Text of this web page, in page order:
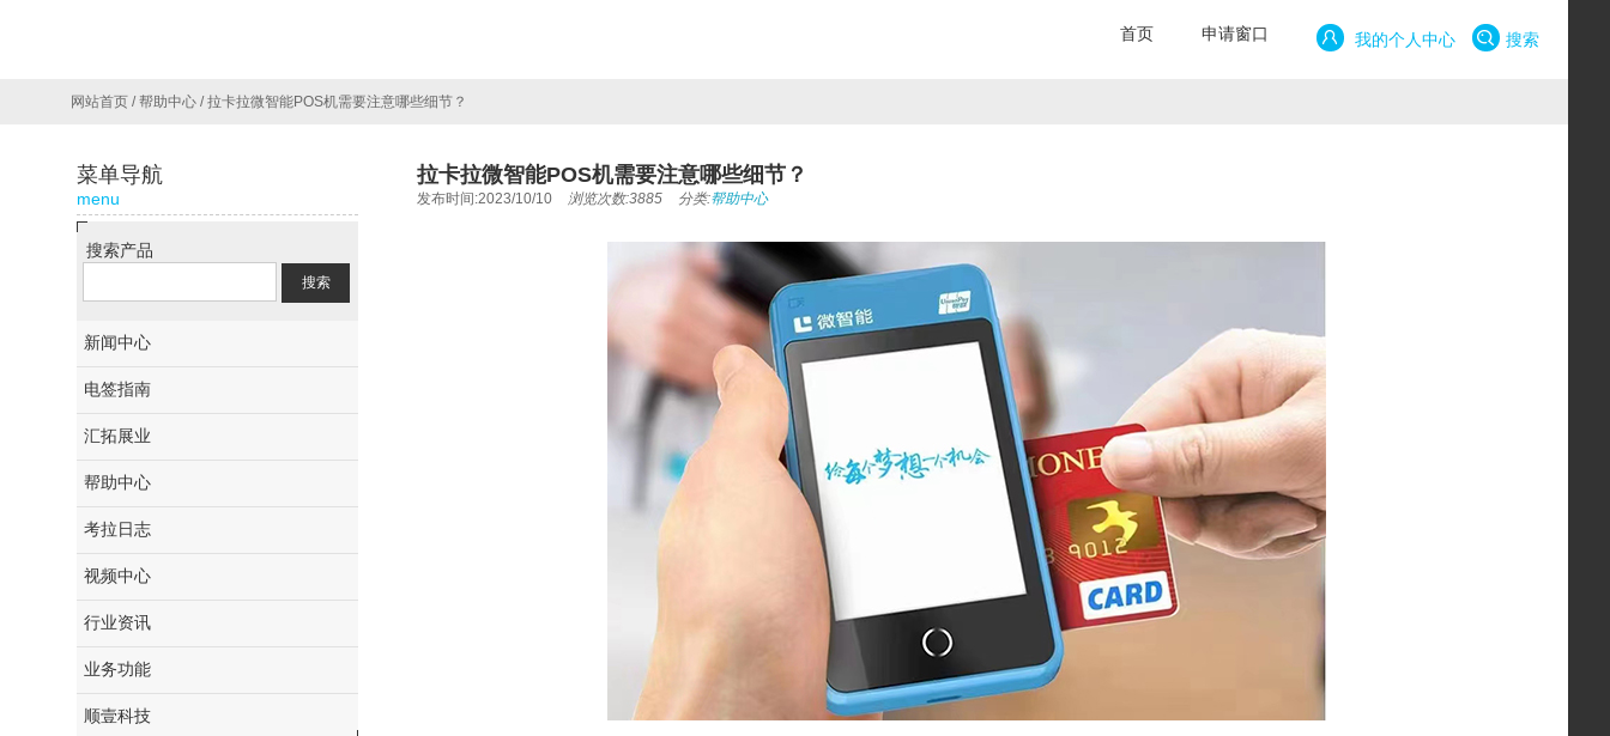
我的个人中心 搜索
首页 申请窗口
网站首页 /帮助中心 /拉卡拉微智能POS机需要注意哪些细节？
菜单导航
menu
搜索产品
新闻中心
电签指南
汇拓展业
帮助中心
考拉日志
视频中心
行业资讯
业务功能
顺壹科技
拉卡拉微智能POS机需要注意哪些细节？
发布时间:2023/10/10 浏览次数:3885 分类:帮助中心